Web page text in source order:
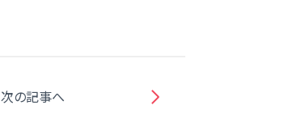
次の記事へ